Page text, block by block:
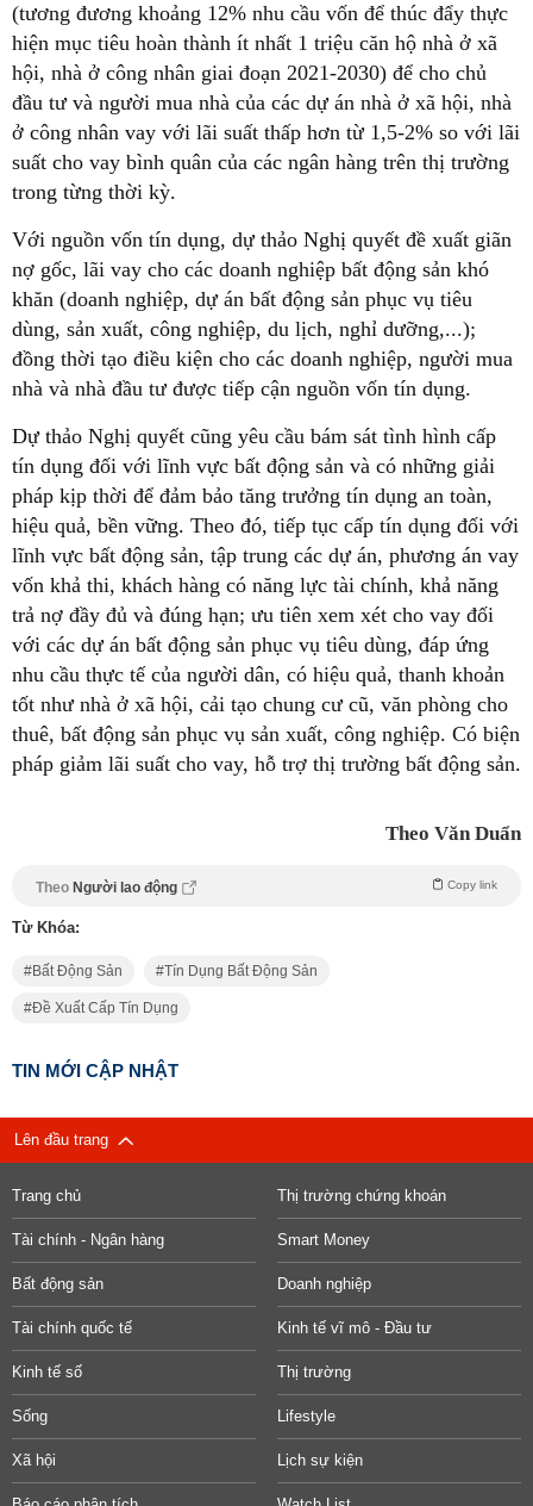
(tương đương khoảng 12% nhu cầu vốn để thúc đẩy thực
hiện mục tiêu hoàn thành ít nhất 1 triệu căn hộ nhà ở xã
hội, nhà ở công nhân giai đoạn 2021-2030) để cho chủ
đầu tư và người mua nhà của các dự án nhà ở xã hội, nhà
ở công nhân vay với lãi suất thấp hơn từ 1,5-2% so với lãi
suất cho vay bình quân của các ngân hàng trên thị trường
trong từng thời kỳ.
Với nguồn vốn tín dụng, dự thảo Nghị quyết đề xuất giãn
nợ gốc, lãi vay cho các doanh nghiệp bất động sản khó
khăn (doanh nghiệp, dự án bất động sản phục vụ tiêu
dùng, sản xuất, công nghiệp, du lịch, nghỉ dưỡng,...);
đồng thời tạo điều kiện cho các doanh nghiệp, người mua
nhà và nhà đầu tư được tiếp cận nguồn vốn tín dụng.
Dự thảo Nghị quyết cũng yêu cầu bám sát tình hình cấp
tín dụng đối với lĩnh vực bất động sản và có những giải
pháp kịp thời để đảm bảo tăng trưởng tín dụng an toàn,
hiệu quả, bền vững. Theo đó, tiếp tục cấp tín dụng đối với
lĩnh vực bất động sản, tập trung các dự án, phương án vay
vốn khả thi, khách hàng có năng lực tài chính, khả năng
trả nợ đầy đủ và đúng hạn; ưu tiên xem xét cho vay đối
với các dự án bất động sản phục vụ tiêu dùng, đáp ứng
nhu cầu thực tế của người dân, có hiệu quả, thanh khoản
tốt như nhà ở xã hội, cải tạo chung cư cũ, văn phòng cho
thuê, bất động sản phục vụ sản xuất, công nghiệp. Có biện
pháp giảm lãi suất cho vay, hỗ trợ thị trường bất động sản.
Theo Văn Duẩn
Theo Người lao động Copy link
Từ Khóa:
Bất Động Sản Tín Dụng Bất Động Sản
Đề Xuất Cấp Tín Dụng
TIN MỚI CẬP NHẬT
Lên đầu trang
Trang chủ Thị trường chứng khoán
Tài chính - Ngân hàng Smart Money
Bất động sản Doanh nghiệp
Tài chính quốc tế Kinh tế vĩ mô - Đầu tư
Kinh tế số Thị trường
Sống Lifestyle
Xã hội Lịch sự kiện